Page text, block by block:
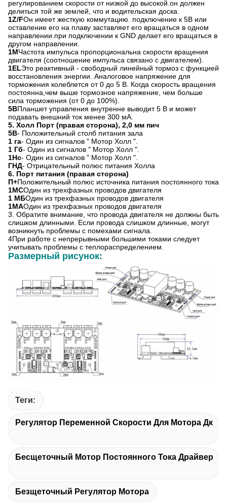
регулированием скорости от низкой до высокой.он должен
делиться той же землей, что и водительская доска.
1Z/FОн имеет жесткую коммутацию. подключение к 5В или
оставление его на плаву заставляет его вращаться в одном
направлении.при подключении к GND делает его вращаться в
другом направлении.
1MЧастота импульса пропорциональна скорости вращения
двигателя (соотношение импульса связано с двигателем).
1ELЭто реактивный - свободный линейный тормоз с функцией
восстановления энергии. Аналоговое напряжение для
торможения колеблется от 0 до 5 В. Когда скорость вращения
постоянна,чем выше тормозное напряжение, чем больше
сила торможения (от 0 до 100%).
5ВПланшет управления внутренне выводит 5 В и может
подавать внешний ток менее 300 мА.
5. Холл Порт (правая сторона), 2,0 мм пич
5В- Положительный столб питания зала
1 га- Один из сигналов " Мотор Холл ".
1 Гб- Один из сигналов " Мотор Холл ".
1Hc- Один из сигналов " Мотор Холл ".
ГНД- Отрицательный полюс питания Холла
6. Порт питания (правая сторона)
П+Положительный полюс источника питания постоянного тока
1MCОдин из трехфазных проводов двигателя
1 МБОдин из трехфазных проводов двигателя
1МАОдин из трехфазных проводов двигателя
3. Обратите внимание, что провода двигателя не должны быть
слишком длинными. Если провода слишком длинные, могут
возникнуть проблемы с помехами сигнала.
4При работе с непрерывными большими токами следует
учитывать проблемы с теплораспределением.
Размерный рисунок:
Теги:
Регулятор Переменной Скорости Для Мотора Дк
Бесщеточный Мотор Постоянного Тока Драйвер
Безщеточный Регулятор Мотора